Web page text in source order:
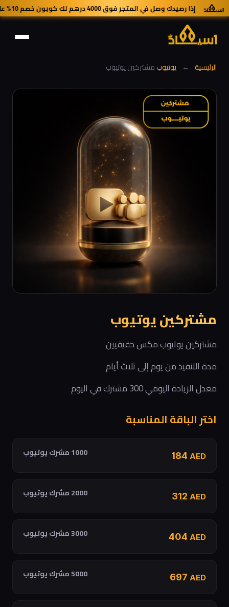
إذا رصيدك وصل في المتجر فوق 4000 درهم لك كوبون خصم 10% على جميع خدمات المتجر.
الرئيسية ← يوتيوبمشتركين يوتيوب
مشتركين يوتيوب
مشتركين يوتيوب مكس حقيقيين
مدة التنفيذ من يوم إلى ثلاث أيام
معدل الزيادة اليومي 300 مشترك في اليوم
اختر الباقة المناسبة
184 AED 1000 مشرك يوتيوب
312 AED 2000 مشرك يوتيوب
404 AED 3000 مشرك يوتيوب
697 AED 5000 مشرك يوتيوب